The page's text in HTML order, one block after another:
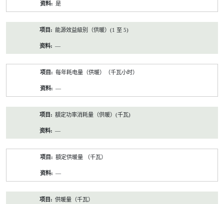
是
能源效益級別（供暖）(1 至 5)
—
每年耗电量（供暖）（千瓦小时）
—
額定功率消耗量（供暖）(千瓦)
—
額定供暖量 （千瓦）
—
供暖量（千瓦）